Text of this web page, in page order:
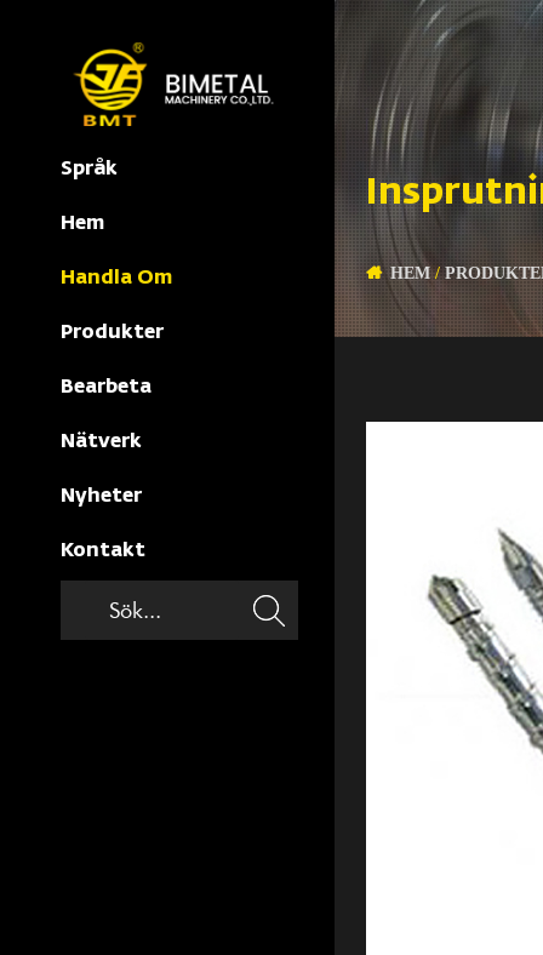
Språk
Hem
Handla Om
Produkter
Bearbeta
Nätverk
Nyheter
Kontakt
HEM/